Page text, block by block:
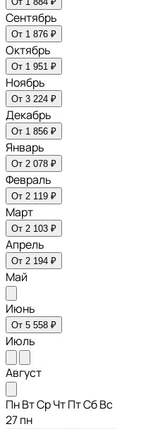
Сентябрь
От 1 876 ₽
Октябрь
От 1 951 ₽
Ноябрь
От 3 224 ₽
Декабрь
От 1 856 ₽
Январь
От 2 078 ₽
Февраль
От 2 119 ₽
Март
От 2 103 ₽
Апрель
От 2 194 ₽
Май
Июнь
От 5 558 ₽
Июль
Август
ПнВтСрЧтПтСбВс
27пн